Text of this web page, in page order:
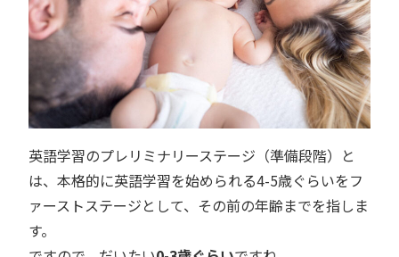
英語学習のプレリミナリーステージ（準備段階）と
は、本格的に英語学習を始められる4-5歳ぐらいをフ
ァーストステージとして、その前の年齢までを指しま
す。